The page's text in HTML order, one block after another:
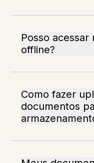
Posso
offline?
Como fazer
documentos